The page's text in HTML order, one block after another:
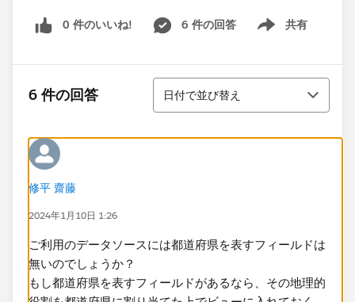
0 件のいいね! 6 件の回答 共有
Show menu
6 件の回答
並び替え
日付で並び替え
修平 齋藤
2024年1月10日 1:26
ご利用のデータソースには都道府県を表すフィールドは
無いのでしょうか？
もし都道府県を表すフィールドがあるなら、その地理的